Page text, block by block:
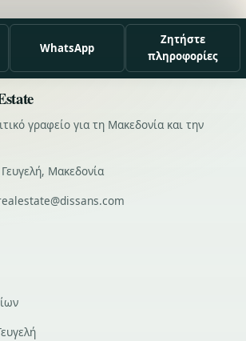
WhatsApp
Ζητήστε
πληροφορίες
γραφείο για τη Μακεδονία και την
Μακεδονία